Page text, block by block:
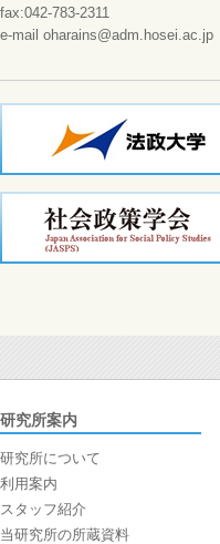
fax:042-783-2311
e-mail oharains@adm.hosei.ac.jp
研究所案内
研究所について
利用案内
スタッフ紹介
当研究所の所蔵資料